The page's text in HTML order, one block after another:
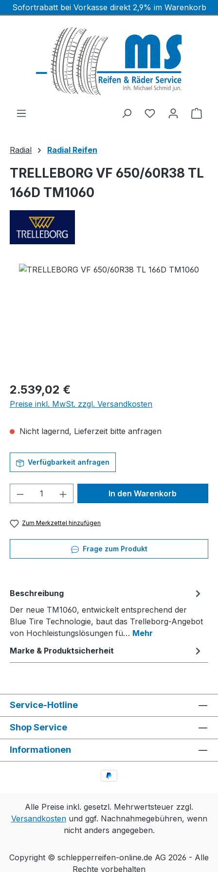
Zum Hauptinhalt springen
Sofortrabatt bei Vorkasse direkt 2,9% im Warenkorb
Radial Radial Reifen
TRELLEBORG VF 650/60R38 TL
166D TM1060
Bildergalerie überspringen
Regulärer Preis:
2.539,02 €
Preise inkl. MwSt. zzgl. Versandkosten
Nicht lagernd, Lieferzeit bitte anfragen
Verfügbarkeit anfragen
Produkt Anzahl: Gib denIn den Warenkorb
Zum Merkzettel hinzufügen
Frage zum Produkt
Beschreibung
Der neue TM1060, entwickelt entsprechend der
Blue Tire Technologie, baut das Trelleborg-Angebot
von Hochleistungslösungen fü… Mehr
Marke & Produktsicherheit
Service-Hotline
Shop Service
Informationen
Alle Preise inkl. gesetzl. Mehrwertsteuer zzgl.
Versandkostenund ggf. Nachnahmegebühren, wenn
nicht anders angegeben.
Copyright © schlepperreifen-online.de AG 2026 - Alle
Rechte vorbehalten